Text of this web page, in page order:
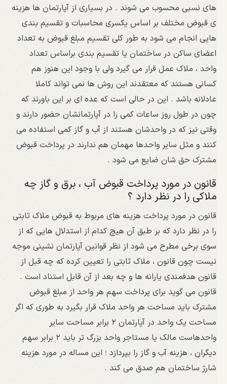
های نسبی محسوب می شوند . در بسیاری از آپارتمان ها هزینه
ی قبوض مختلف بر اساس یکسری محاسبات و تقسیم بندی
هایی انجام می شود به طور کلی تقسیم مبلغ قبوض به تعداد
اعضای ساکن در ساختمان یا تقسیم بندی براساس تعداد
واحد ، ملاک عمل قرار می گیرد ولی با وجود این هنوز هم
کسانی هستند که معتقدند این روش ها نمی تواند کاملا
عادلانه باشد . این در حالی است که عده ای بر این باورند که
چون در طول روز ساعات کمی را در آپارتمانشان حضور دارند و
وقتی نیز که در واحدشان هستند از آب و گاز کمی استفاده می
کنند و مثل سایر واحدها مهمان هم ندارند در پرداخت قبوض
مشترک حق شان ضایع می شود .
قانون در مورد پرداخت قبوض آب ، برق و گاز چه
ملاکی را در نظر دارد ؟
قانون در مورد پرداخت هزینه های مربوط به قبوض ملاک ثابتی
را در نظر دارد که بر طبق آن هیچ کدام از استدلال هایی که از
سوی برخی مطرح می شود از نظر قوانین آپارتمان نشینی موجه
نیست چون قانون ، ملاک ثابتی را تعیین کرده که چه قبل از
قانون هدفمندی یارانه ها و چه بعد از آن قابل استناد است .
قانون می گوید برای پرداخت سهم هر واحد از مبلغ قبوض
مشترک باید مساحت هر واحد ملاک قرار بگیرد به طوری که اگر
مساحت یک واحد در آپارتمان ۲ برابر مساحت سایر
واحدهاست مالک یا مستاجر واحد بزرگ تر باید ۲ برابر سهم
دیگران ، هزینه آب و گاز را بپردازد ؛ این مساله در مورد هزینه
شارژ ساختمان هم صدق می کند .